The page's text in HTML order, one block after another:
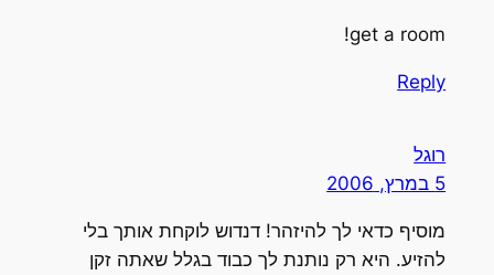
get a room!
Reply
רוגל
5 במרץ, 2006
מוסיף כדאי לך להיזהר! דנדוש לוקחת אותך בלי
להזיע. היא רק נותנת לך כבוד בגלל שאתה זקן